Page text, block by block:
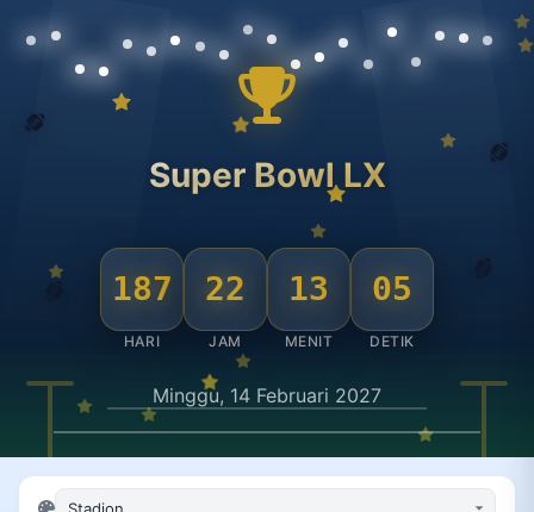
Super Bowl LX
187
HARI
22
JAM
13
MENIT
05
DETIK
Minggu, 14 Februari 2027